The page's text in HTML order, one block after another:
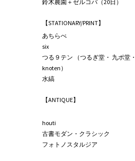
鈴木農園＋ゼルコバ（20日）
【STATIONARY/PRINT】
あちらべ
six
つる９テン （つるぎ堂・ 九ポ堂・
knoten）
水縞
【ANTIQUE】
houti
古書モダン・クラシック
フォトノスタルジア